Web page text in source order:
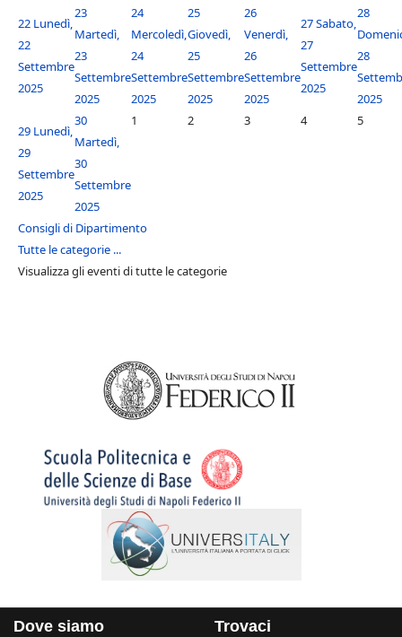
22 Lunedì,
22
Settembre
2025
23
Martedì,
23
Settembre
2025
24
Mercoledì,
24
Settembre
2025
25
Giovedì,
25
Settembre
2025
26
Venerdì,
26
Settembre
2025
27Sabato,
27
Settembre
2025
28
28
2025
29 Lunedì,
29
Settembre
2025
30
Martedì,
30
Settembre
2025
1 2 3 4 5
Consigli di Dipartimento
Tutte le categorie ...
Visualizza gli eventi di tutte le categorie
Dove siamo Trovaci